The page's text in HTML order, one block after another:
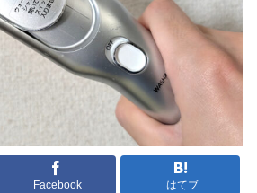
Facebook はてブ